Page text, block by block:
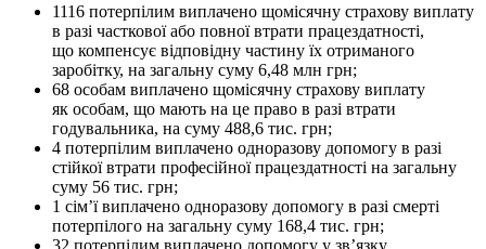
1116 потерпілим виплачено щомісячну страхову виплату
в разі часткової або повної втрати працездатності,
що компенсує відповідну частину їх отриманого
заробітку, на загальну суму 6,48 млн грн;
68 особам виплачено щомісячну страхову виплату
як особам, що мають на це право в разі втрати
годувальника, на суму 488,6 тис. грн;
4 потерпілим виплачено одноразову допомогу в разі
стійкої втрати професійної працездатності на загальну
суму 56 тис. грн;
1 сім’ї виплачено одноразову допомогу в разі смерті
потерпілого на загальну суму 168,4 тис. грн;
32 потерпілим виплачено допомогу у зв’язку